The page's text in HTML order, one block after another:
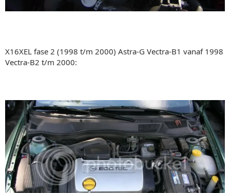
X16XEL fase 2 (1998 t/m 2000) Astra-G Vectra-B1 vanaf 1998
Vectra-B2 t/m 2000: